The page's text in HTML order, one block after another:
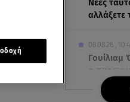
Νέες
αλλάξετε
08.08.26 ,
Γουίλιαμ
ο
της